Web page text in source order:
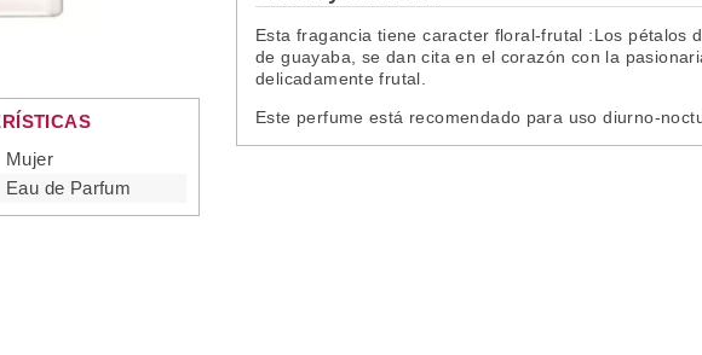
Mujer
Eau de Parfum
Esta fragancia tiene caracter floral-frutal :Los pétalos
de guayaba, se dan cita en el corazón con la
delicadamente frutal.
Este perfume está recomendado para uso diurno-